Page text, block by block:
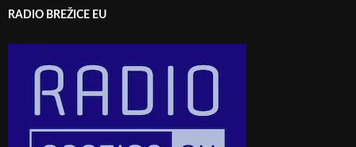
RADIO BREŽICE EU